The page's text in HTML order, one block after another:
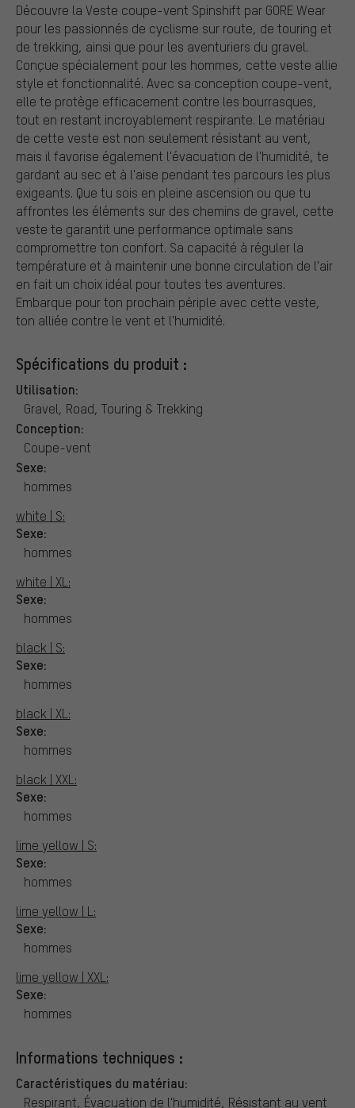
Découvre la Veste coupe-vent Spinshift par GORE Wear
pour les passionnés de cyclisme sur route, de touring et
de trekking, ainsi que pour les aventuriers du gravel.
Conçue spécialement pour les hommes, cette veste allie
style et fonctionnalité. Avec sa conception coupe-vent,
elle te protège efficacement contre les bourrasques,
tout en restant incroyablement respirante. Le matériau
de cette veste est non seulement résistant au vent,
mais il favorise également l'évacuation de l'humidité, te
gardant au sec et à l'aise pendant tes parcours les plus
exigeants. Que tu sois en pleine ascension ou que tu
affrontes les éléments sur des chemins de gravel, cette
veste te garantit une performance optimale sans
compromettre ton confort. Sa capacité à réguler la
température et à maintenir une bonne circulation de l'air
en fait un choix idéal pour toutes tes aventures.
Embarque pour ton prochain périple avec cette veste,
ton alliée contre le vent et l'humidité.
Spécifications du produit :
Utilisation:
Gravel, Road, Touring & Trekking
Conception:
Coupe-vent
Sexe:
hommes
white | S:
Sexe:
hommes
white | XL:
Sexe:
hommes
black | S:
Sexe:
hommes
black | XL:
Sexe:
hommes
black | XXL:
Sexe:
hommes
lime yellow | S:
Sexe:
hommes
lime yellow | L:
Sexe:
hommes
lime yellow | XXL:
Sexe:
hommes
Informations techniques :
Caractéristiques du matériau:
Respirant, Évacuation de l'humidité, Résistant au vent